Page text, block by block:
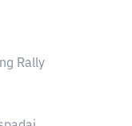
Rally